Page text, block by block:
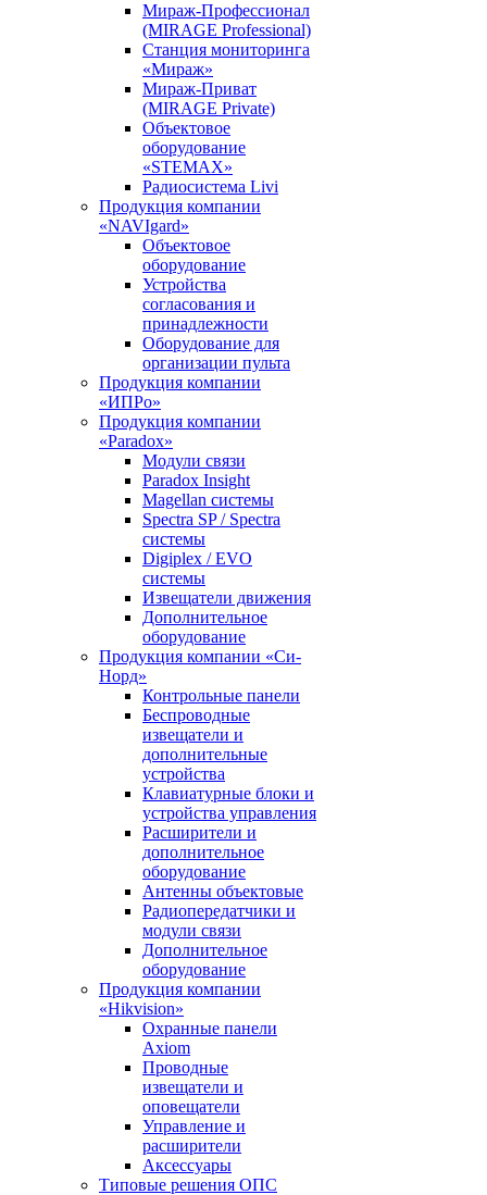
Мираж-Профессионал
(MIRAGE Professional)
Станция мониторинга
«Мираж»
Мираж-Приват
(MIRAGE Private)
Объектовое
оборудование
«STEMAX»
Радиосистема Livi
Продукция компании
«NAVIgard»
Объектовое
оборудование
Устройства
согласования и
принадлежности
Оборудование для
организации пульта
Продукция компании
«ИПРо»
Продукция компании
«Paradox»
Модули связи
Paradox Insight
Magellan системы
Spectra SP / Spectra
системы
Digiplex / EVO
системы
Извещатели движения
Дополнительное
оборудование
Продукция компании «Си-
Норд»
Контрольные панели
Беспроводные
извещатели и
дополнительные
устройства
Клавиатурные блоки и
устройства управления
Расширители и
дополнительное
оборудование
Антенны объектовые
Радиопередатчики и
модули связи
Дополнительное
оборудование
Продукция компании
«Hikvision»
Охранные панели
Axiom
Проводные
извещатели и
оповещатели
Управление и
расширители
Аксессуары
Типовые решения ОПС